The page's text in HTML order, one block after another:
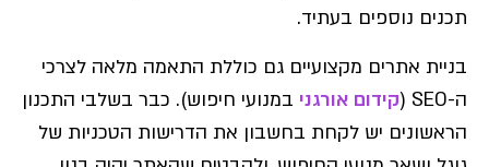
תכנים נוספים בעתיד.
בניית אתרים מקצועיים גם כוללת התאמה מלאה לצרכי
ה-SEO (
קידום אורגני במנועי חיפוש). כבר בשלבי התכנון
הראשונים יש לקחת בחשבון את הדרישות הטכניות של